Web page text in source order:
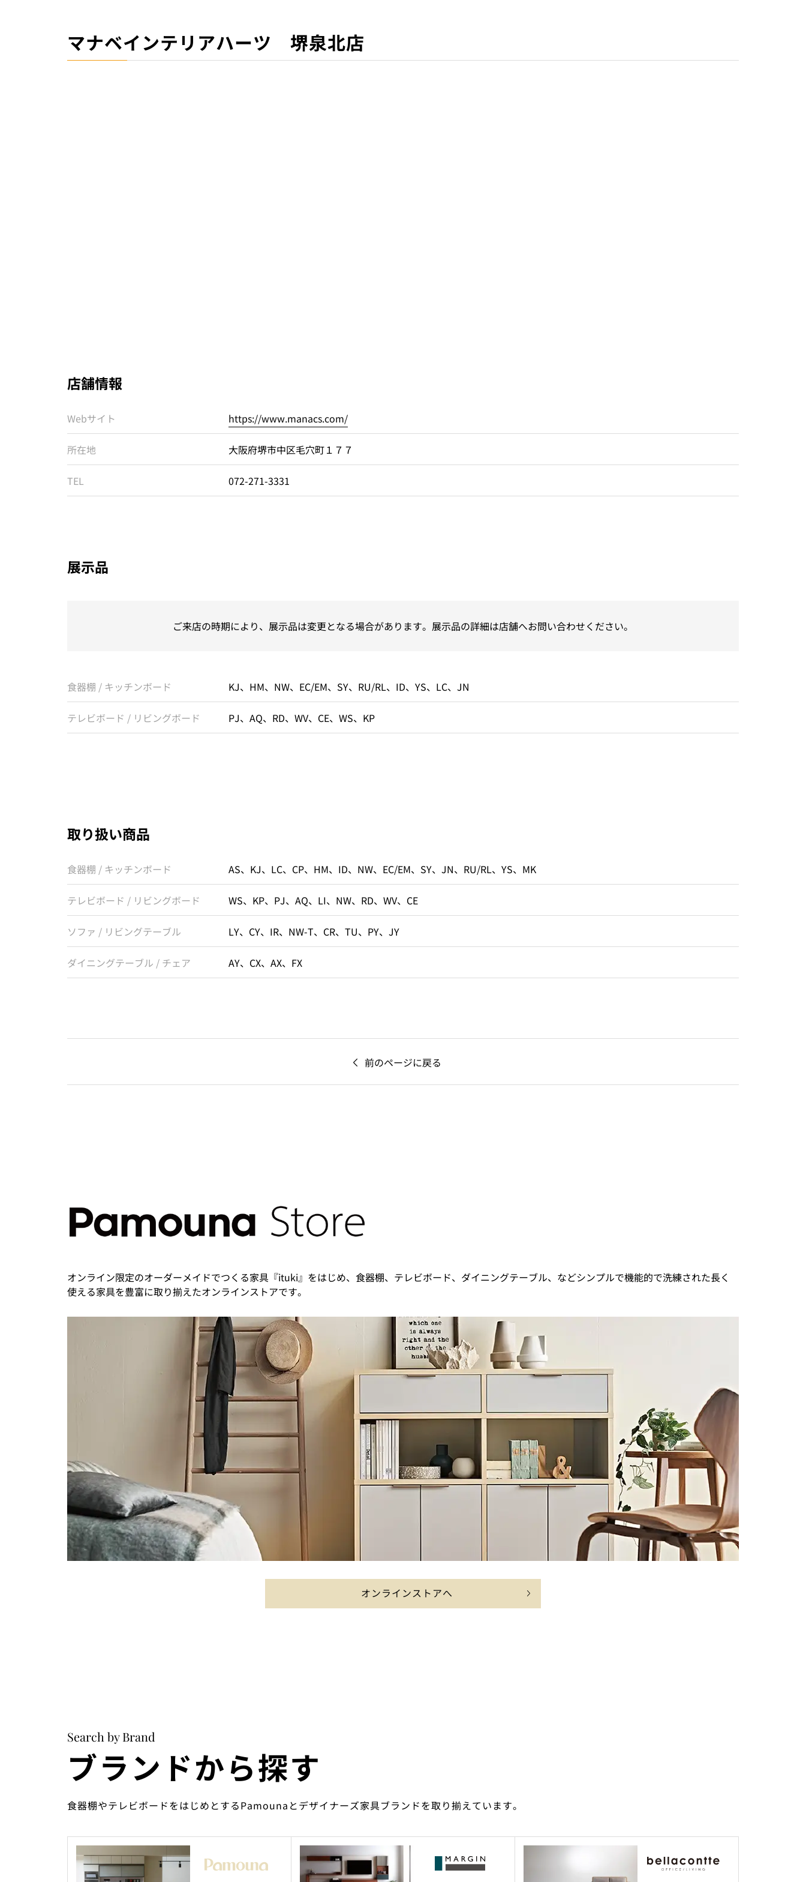
マナベインテリアハーツ 堺泉北店
店舗情報
Webサイト https://www.manacs.com/
所在地 大阪府堺市中区毛穴町１７７
TEL 072-271-3331
展示品
ご来店の時期により、展示品は変更となる場合があります。展示品の詳細は店舗へお問い合わせください。
食器棚 / キッチンボード KJ、HM、NW、EC/EM、SY、RU/RL、ID、YS、LC、JN
テレビボード / リビングボード PJ、AQ、RD、WV、CE、WS、KP
取り扱い商品
食器棚 / キッチンボード AS、KJ、LC、CP、HM、ID、NW、EC/EM、SY、JN、RU/RL、YS、MK
テレビボード / リビングボード WS、KP、PJ、AQ、LI、NW、RD、WV、CE
ソファ / リビングテーブル LY、CY、IR、NW-T、CR、TU、PY、JY
ダイニングテーブル / チェア AY、CX、AX、FX
前のページに戻る
オンライン限定のオーダーメイドでつくる家具『ituki』をはじめ、食器棚、テレビボード、ダイニングテーブル、などシンプルで機能的で洗練された長く
使える家具を豊富に取り揃えたオンラインストアです。
オンラインストアへ
Search by Brand
ブランドから探す
食器棚やテレビボードをはじめとするPamounaとデザイナーズ家具ブランドを取り揃えています。